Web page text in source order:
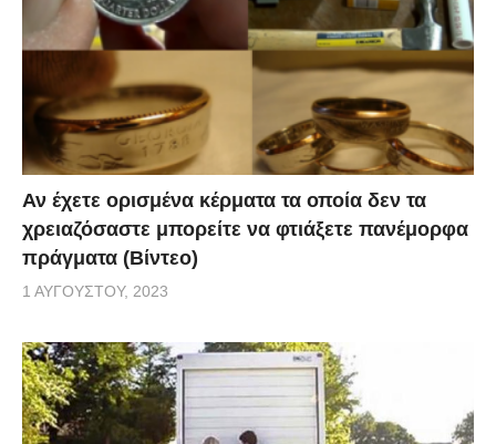
Αν έχετε ορισμένα κέρματα τα οποία δεν τα
χρειαζόσαστε μπορείτε να φτιάξετε πανέμορφα
πράγματα (Βίντεο)
1 ΑΥΓΟΎΣΤΟΥ, 2023